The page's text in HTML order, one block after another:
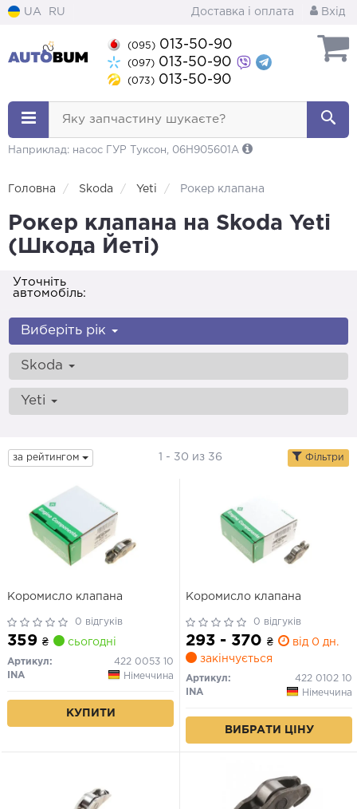
UA RU Доставка і оплата Вхід
(095) 013-50-90
(097) 013-50-90
(073) 013-50-90
Яку запчастину шукаєте?
Наприклад: насос ГУР Туксон, 06H905601A
Головна Skoda Yeti Рокер клапана
Рокер клапана на Skoda Yeti
(Шкода Йеті)
Уточніть
автомобіль:
Виберіть рік
Skoda
Yeti
за рейтингом 1 - 30 из 36 Фільтри
Коромисло клапана
0 відгуків
359 ₴ сьогодні
Артикул:
422 0053 10
INA
Німеччина
КУПИТИ
Коромисло клапана
0 відгуків
293 - 370 ₴
від 0 дн.
закінчується
Артикул:
422 0102 10
INA
Німеччина
ВИБРАТИ ЦІНУ